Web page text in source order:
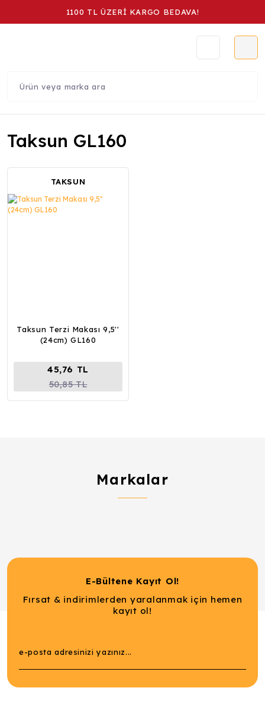
1100 TL ÜZERİ KARGO BEDAVA!
Taksun GL160
TAKSUN
Taksun Terzi Makası 9,5''
(24cm) GL160
45,76 TL
50,85 TL
Markalar
E-Bültene Kayıt Ol!
Fırsat & indirimlerden yaralanmak için hemen
kayıt ol!